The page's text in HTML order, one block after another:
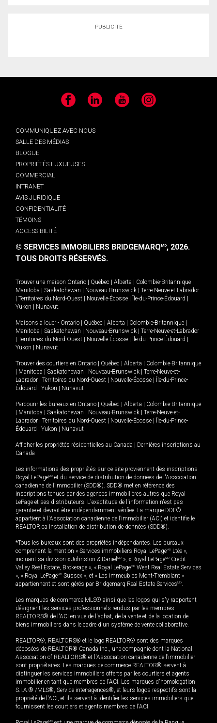
PUBLICITÉ
Facebook LinkedIn YouTube Instagram
COMMUNIQUEZ AVEC NOUS
SALLE DES MÉDIAS
BLOGUE
PROPRIÉTÉS LUXUEUSES
COMMERCIAL
INTRANET
AVIS JURIDIQUE
CONFIDENTIALITÉ
TÉMOINS
ACCESSIBILITÉ
© SERVICES IMMOBILIERS BRIDGEMARQMD, 2026.
TOUS DROITS RÉSERVÉS.
Trouver une maison Ontario Québec Alberta Colombie-Britannique
Manitoba
Saskatchewan Nouveau-Brunswick
Terre-Neuve-et-Labrador
Territoires du Nord-Ouest Nouvelle-Écosse Île-du-Prince-Édouard
Yukon
Nunavut.
Maisons à louer - Ontario Québec Alberta Colombie-Britannique
Manitoba
Saskatchewan Nouveau-Brunswick
Terre-Neuve-et-Labrador
Territoires du Nord-Ouest Nouvelle-Écosse Île-du-Prince-Édouard
Yukon
Nunavut.
Trouver des courtiers en Ontario Québec Alberta
Colombie-Britannique
Manitoba Saskatchewan Nouveau-Brunswick
Terre-Neuve-et-
Labrador
Territoires du Nord-Ouest Nouvelle-Écosse
Île-du-Prince-
Édouard
Yukon Nunavut
Parcourir les bureaux en Ontario Québec Alberta
Colombie-Britannique
Manitoba Saskatchewan Nouveau-Brunswick
Terre-Neuve-et-
Labrador
Territoires du Nord-Ouest Nouvelle-Écosse
Île-du-Prince-
Édouard
Yukon Nunavut
Afficher les propriétés résidentielles au Canada
Dernières inscriptions au
Canada
Les informations des propriétés sur ce site proviennent des inscriptions
Royal LePageMD et du service de distribution de données de l'Association
canadienne de l’immobilier (SDD®). SDD® met en référence des
inscriptions tenues par des agences immobilières autres que Royal
LePage et ses distributeurs. L'exactitude de l'information n'est pas
garantie et devrait être indépendamment vérifiée. La marque DDF®
appartient à l'Association canadienne de l’immobilier (ACI) et identifie le
REALTOR.ca Installation de distribution de données (SDD®).
*Tous les bureaux sont des propriétés indépendantes. Les bureaux
comprenant la mention « Services immobiliers Royal LePageMD Ltée »,
incluant sa division « Johnston & Daniel MD », « Royal LePageMD Credit
Valley Real Estate, Brokerage », « Royal LePageMD West Real Estate Services
», « Royal LePageMD Sussex », et « Les immeubles Mont-Tremblant »
appartiennent et sont gérés par Bridgemarq Real Estate ServicesMD.
Les marques de commerce MLS® ainsi que les logos qui s'y rapportent
désignent les services professionnels rendus par les membres
REALTORS® de l'ACI en vue de l'achat, de la vente et de la location de
biens immobiliers dans le cadre d'un système de vente collaborative.
REALTOR®, REALTORS® et le logo REALTOR® sont des marques
déposées de REALTOR® Canada Inc., une compagnie dont la National
Association of REALTORS® et l'Association canadienne de l’immobilier
sont propriétaires. Les marques de commerce REALTOR® servent à
distinguer les services immobiliers offerts par les courtiers et agents
immobilier en tant que membres de l'ACI. Les marques d'homologation
S.I.A.® /MLS®, Service inter-agences®, et leurs logos respectifs sont la
propriété de l'ACI, et ils servent à identifier les services immobiliers que
fournissent les courtiers et agents membres de l'ACI.
MD